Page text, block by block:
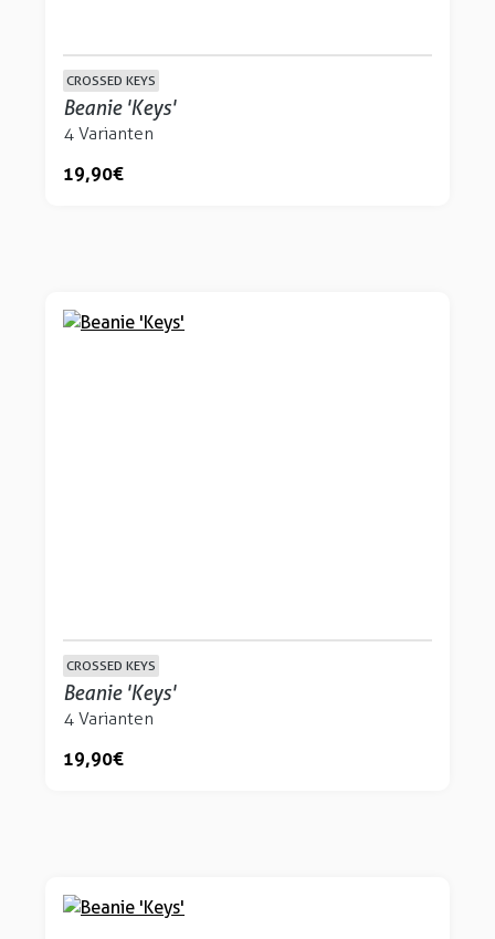
CROSSED KEYS
Beanie 'Keys'
4 Varianten
19,90 €
CROSSED KEYS
Beanie 'Keys'
4 Varianten
19,90 €